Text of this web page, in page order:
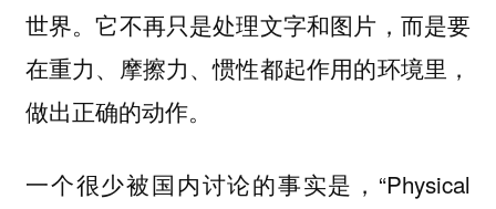
世界。它不再只是处理文字和图片，而是要
在重力、摩擦力、惯性都起作用的环境里，
做出正确的动作。
一个很少被国内讨论的事实是，“Physical